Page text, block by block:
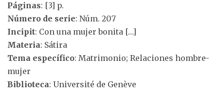
Páginas: [3] p.
Número de serie: Núm. 207
Incipit: Con una mujer bonita […]
Materia: Sátira
Tema específico: Matrimonio; Relaciones hombre-
mujer
Biblioteca: Université de Genève